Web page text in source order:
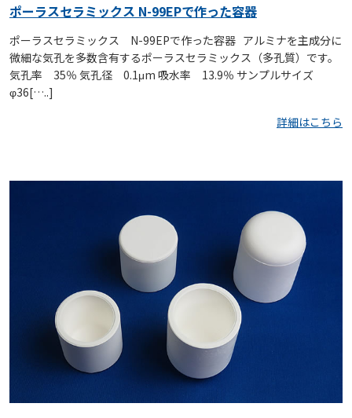
ポーラスセラミックス N-99EPで作った容器
ポーラスセラミックス N-99EPで作った容器 アルミナを主成分に
微細な気孔を多数含有するポーラスセラミックス（多孔質）です。
気孔率 35％ 気孔径 0.1μm 吸水率 13.9％ サンプルサイズ
φ36[…..]
詳細はこちら